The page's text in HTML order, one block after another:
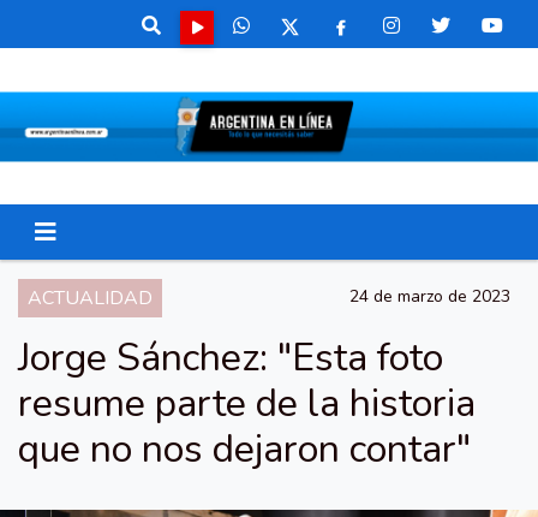
ACTUALIDAD 24 de marzo de 2023
Jorge Sánchez: "Esta foto
resume parte de la historia
que no nos dejaron contar"